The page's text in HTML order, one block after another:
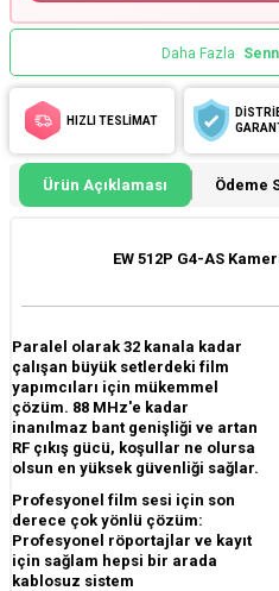
Daha Fazla
HIZLI TESLİMAT
Ürün Açıklaması Ödeme
EW 512P G4-AS
Paralel olarak 32 kanala kadar
çalışan büyük setlerdeki film
yapımcıları için mükemmel
çözüm. 88 MHz'e kadar
inanılmaz bant genişliği ve artan
RF çıkış gücü, koşullar ne olursa
olsun en yüksek güvenliği sağlar.
Profesyonel film sesi için son
derece çok yönlü çözüm:
Profesyonel röportajlar ve kayıt
için sağlam hepsi bir arada
kablosuz sistem